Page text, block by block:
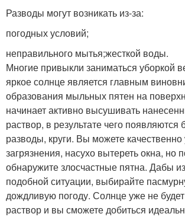
Разводы могут возникать из-за:
погодных условий;
неправильного мытья;жесткой воды.
Многие привыкли заниматься уборкой
яркое солнце является главным
образования мыльных пятен на
начинает активно высушивать
раствор, в результате чего появляются
разводы, круги. Вы можете качественно
загрязнения, насухо вытереть окна, но
обнаружите злосчастные пятна. Дабы
подобной ситуации, выбирайте
дождливую погоду. Солнце уже не
раствор и вы сможете добиться